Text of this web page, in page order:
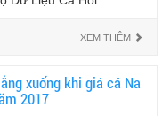
XEM THÊM
xuống khi giá cá Na
2017